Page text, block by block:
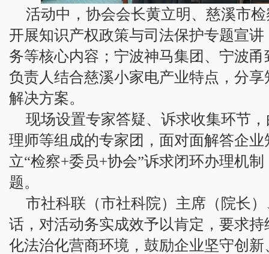
活动中，协会会长黄立明、慈溪市
开展知识产权政策与司法保护专题宣
务等核心内容；宁波神马集团、宁波
负责人结合慈溪小家电产业特点，分
解决方案。
现场设置专家答疑、诉求收集环节
理师等组成的专家团，面对面解答企
立“检察+委员+协会”诉求闭环办理机
题。
市社科联（市社科院） 主席（ 院长
话，对活动务实成效予以肯定，要求
化法治化营商环境，鼓励企业坚守创